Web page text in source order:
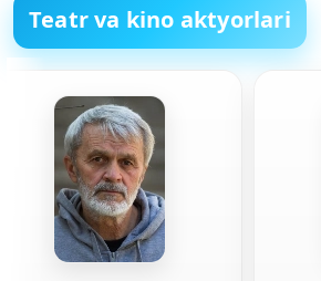
Teatr va kino aktyorlari